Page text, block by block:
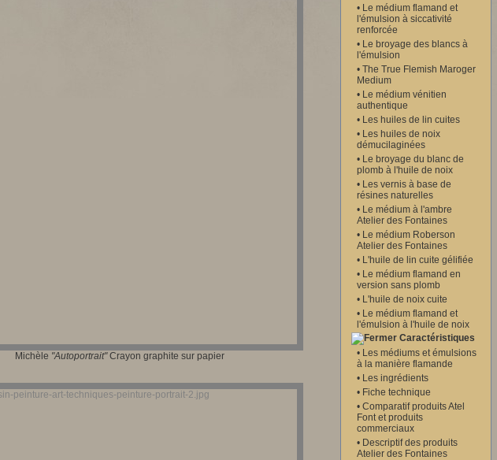
Michèle "Autoportrait"Crayon graphite sur papier
• Le médium flamand et
l'émulsion à siccativité
renforcée
• Le broyage des blancs à
l'émulsion
• The True Flemish Maroger
Medium
• Le médium vénitien
authentique
• Les huiles de lin cuites
• Les huiles de noix
démucilaginées
• Le broyage du blanc de
plomb à l'huile de noix
• Les vernis à base de
résines naturelles
• Le médium à l'ambre
Atelier des Fontaines
• Le médium Roberson
Atelier des Fontaines
• L'huile de lin cuite gélifiée
• Le médium flamand en
version sans plomb
• L'huile de noix cuite
• Le médium flamand et
l'émulsion à l'huile de noix
Caractéristiques
• Les médiums et émulsions
à la manière flamande
• Les ingrédients
• Fiche technique
• Comparatif produits Atel
Font et produits
commerciaux
• Descriptif des produits
Atelier des Fontaines